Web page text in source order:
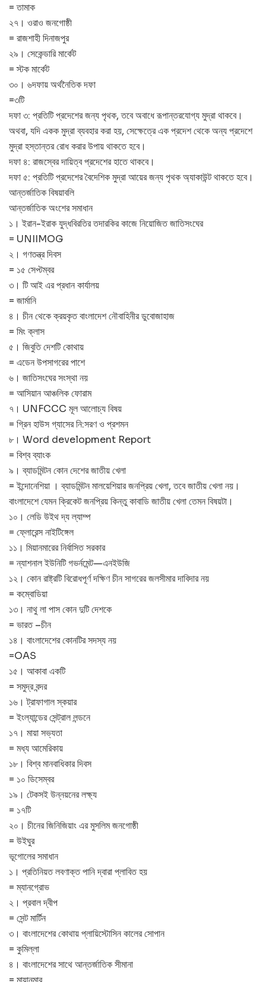
= তামাক
২৭। ওরাও জনগোষ্ঠী
= রাজশাহী দিনাজপুর
২৯। সেকেন্ডারি মার্কেট
= স্টক মার্কেট
৩০। ৬দফায় অর্থনৈতিক দফা
=৩টি
দফা ৩: প্রতিটি প্রদেশের জন্য পৃথক, তবে অবাধে রূপান্তরযোগ্য মুদ্রা থাকবে।
অথবা, যদি একক মুদ্রা ব্যবহার করা হয়, সেক্ষেত্রে এক প্রদেশ থেকে অন্য প্রদেশে
মুদ্রা হস্তান্তর রোধ করার উপায় থাকতে হবে।
দফা ৪: রাজস্বের দায়িত্ব প্রদেশের হাতে থাকবে।
দফা ৫: প্রতিটি প্রদেশের বৈদেশিক মুদ্রা আয়ের জন্য পৃথক অ্যাকাউন্ট থাকতে হবে।
আন্তর্জাতিক বিষয়াবলি
আন্তর্জাতিক অংশের সমাধান
১। ইরান-ইরাক যুদ্ধবিরতির তদারকির কাজে নিয়োজিত জাতিসংঘের
= UNIIMOG
২। গণতন্ত্র দিবস
= ১৫ সেপ্টম্বর
৩। টি আই এর প্রধান কার্যালয়
= জার্মানি
৪। চীন থেকে ক্রয়কৃত বাংলাদেশ নৌবাহিনীর ডুবোজাহাজ
= মিং ক্লাস
৫। জিবুতি দেশটি কোথায়
= এডেন উপসাগরের পাশে
৬। জাতিসংঘের সংস্থা নয়
= আসিয়ান আঞ্চলিক ফোরাম
৭। UNFCCC মূল আলোচ্য বিষয়
= গ্রিন হাউস গ্যাসের নি:সরণ ও প্রশমন
৮। Word development Report
= বিশ্ব ব্যাংক
৯। ব্যাডমিন্টন কোন দেশের জাতীয় খেলা
= ইন্দোনেশিয়া । ব্যাডমিন্টন মালয়েশিয়ার জনপ্রিয় খেলা, তবে জাতীয় খেলা নয়।
বাংলাদেশে যেমন ক্রিকেট জনপ্রিয় কিন্তু কাবাডি জাতীয় খেলা তেমন বিষয়টা।
১০। লেডি উইথ দ্য ল্যাম্প
= ফ্লোরেন্স নাইটিঙ্গেল
১১। মিয়ানমারের নির্বাসিত সরকার
= ন্যাশনাল ইউনিটি গভর্নমেন্ট—এনইউজি
১২। কোন রাষ্ট্রটি বিরোধপূর্ণ দক্ষিণ চীন সাগরের জলসীমার দাবিদার নয়
= কম্বোডিয়া
১৩। নাথু লা পাস কোন দুটি দেশকে
= ভারত –চীন
১৪। বাংলাদেশের কোনটির সদস্য নয়
=OAS
১৫। আকাবা একটি
= সমুদ্র বন্দর
১৬। ট্রাফাগাল স্কয়ার
= ইংল্যান্ডের সেন্ট্রাল লন্ডনে
১৭। মায়া সভ্যতা
= মধ্য আমেরিকায়
১৮। বিশ্ব মানবাধিকার দিবস
= ১০ ডিসেম্বর
১৯। টেকসই উন্নয়নের লক্ষ্য
= ১৭টি
২০। চীনের জিনিজিয়াং এর মুসলিম জনগোষ্ঠী
= উইঘুর
ভূগোলের সমাধান
১। প্রতিনিয়ত লবণাক্ত পানি দ্বারা প্লাবিত হয়
= ম্যানগ্রোভ
২। প্রবাল দ্বীপ
= সেন্ট মার্টিন
৩। বাংলাদেশের কোথায় প্লায়িস্টোসিন কালের সোপান
= কুমিল্লা
৪। বাংলাদেশের সাথে আন্তর্জাতিক সীমানা